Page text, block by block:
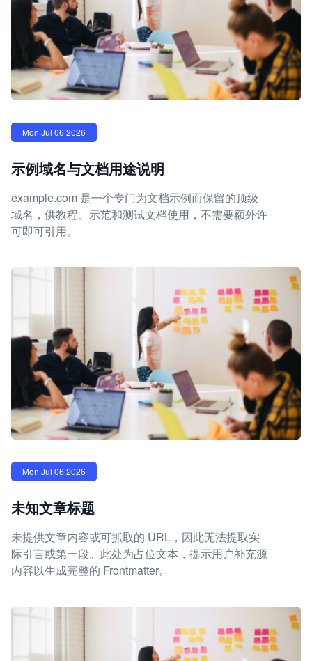
Mon Jul 06 2026
示例域名与文档用途说明
example.com 是一个专门为文档示例而保留的顶级
域名，供教程、示范和测试文档使用，不需要额外许
可即可引用。
Mon Jul 06 2026
未知文章标题
未提供文章内容或可抓取的 URL，因此无法提取实
际引言或第一段。此处为占位文本，提示用户补充源
内容以生成完整的 Frontmatter。